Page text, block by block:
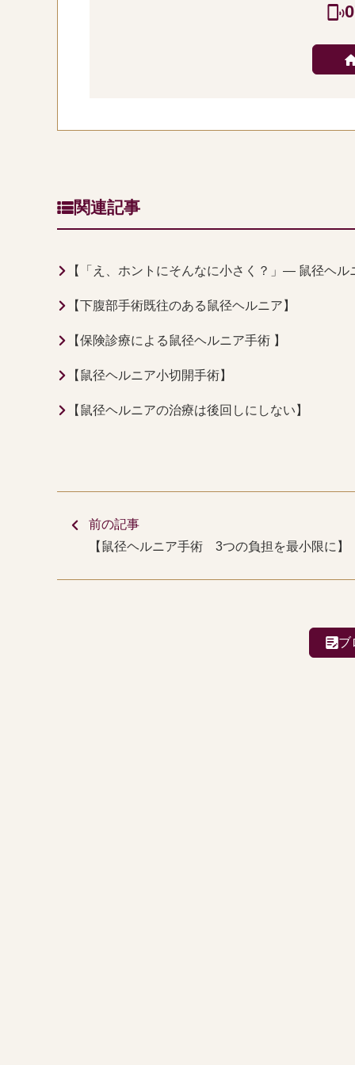
関連記事
【「え、ホントにそんなに小さく？」— 鼠径ヘ
【下腹部手術既往のある鼠径ヘルニア】
【保険診療による鼠径ヘルニア手術 】
【鼠径ヘルニア小切開手術】
【鼠径ヘルニアの治療は後回しにしない】
前の記事
【鼠径ヘルニア手術 3つの負担を最小限に】
ブ